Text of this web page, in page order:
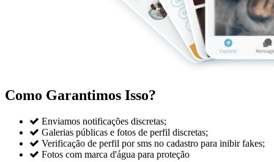
Como Garantimos Isso?
 Enviamos notificações discretas;
 Galerias públicas e fotos de perfil discretas;
 Verificação de perfil por sms no cadastro para inibir fakes;
 Fotos com marca d'água para proteção